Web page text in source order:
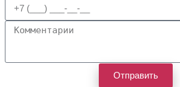
Отправить